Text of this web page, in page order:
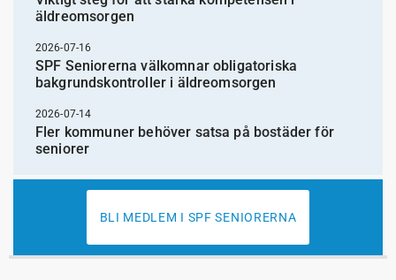
äldreomsorgen
2026-07-16
SPF Seniorerna välkomnar obligatoriska
bakgrundskontroller i äldreomsorgen
2026-07-14
Fler kommuner behöver satsa på bostäder för
seniorer
BLI MEDLEM I SPF SENIORERNA